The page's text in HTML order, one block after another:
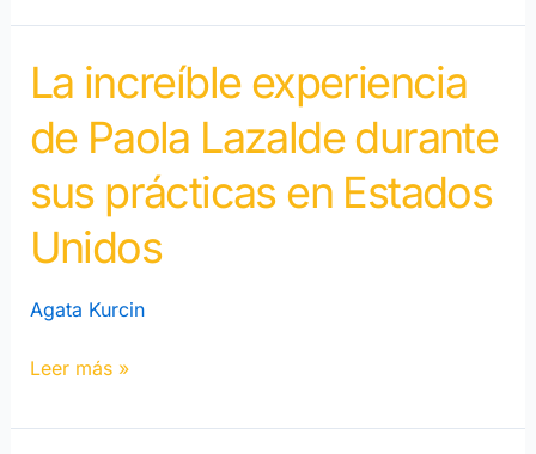
La increíble experiencia
de Paola Lazalde durante
sus prácticas en Estados
Unidos
Agata Kurcin
La
increíble
experiencia
de
Paola
durante
prácticas
EE.
Leer más »